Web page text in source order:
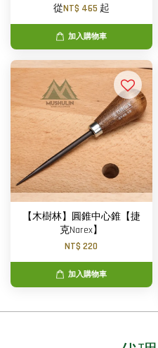
從NT$ 465 起
加入購物車
【木樹林】圓錐中心錐【捷
克Narex】
NT$ 220
加入購物車